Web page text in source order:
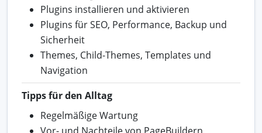
Plugins installieren und aktivieren
Plugins für SEO, Performance, Backup und
Sicherheit
Themes, Child-Themes, Templates und
Navigation
Tipps für den Alltag
Regelmäßige Wartung